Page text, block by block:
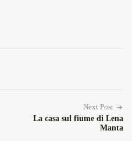
Next Post
La casa sul fiume di Lena
Manta